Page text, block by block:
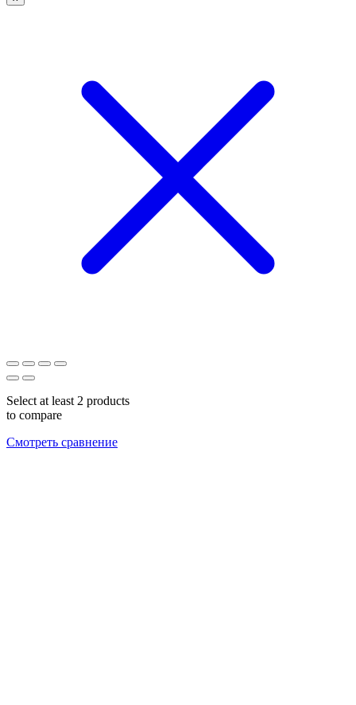
Select at least 2 products
to compare
Смотреть сравнение